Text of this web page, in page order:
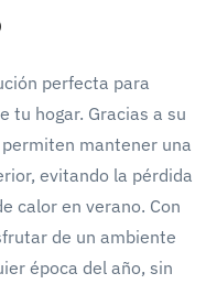
perfecta para
tu hogar. Gracias a su
mantener una
evitando la pérdida
calor en verano. Con
de un ambiente
época del año, sin